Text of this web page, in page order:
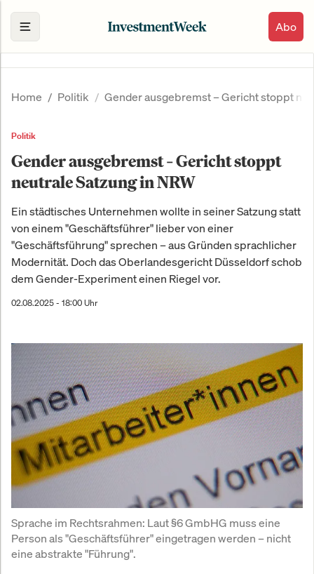
Abo
Home Politik Gender ausgebremst – Gericht stoppt
Politik
Gender ausgebremst – Gericht stoppt
neutrale Satzung in NRW
Ein städtisches Unternehmen wollte in seiner Satzung statt
von einem "Geschäftsführer" lieber von einer
"Geschäftsführung" sprechen – aus Gründen sprachlicher
Modernität. Doch das Oberlandesgericht Düsseldorf schob
dem Gender-Experiment einen Riegel vor.
02.08.2025 - 18:00 Uhr
Sprache im Rechtsrahmen: Laut §6 GmbHG muss eine
Person als "Geschäftsführer" eingetragen werden – nicht
eine abstrakte "Führung".